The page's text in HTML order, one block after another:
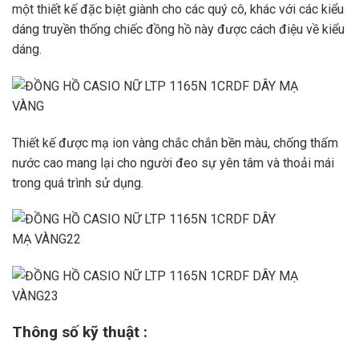
một thiết kế đặc biệt giành cho các quý cô, khác với các kiểu
dáng truyền thống chiếc đồng hồ này được cách điệu về kiểu
dáng.
Thiết kế được mạ ion vàng chắc chắn bền màu, chống thấm
nước cao mang lại cho người đeo sự yên tâm và thoải mái
trong quá trình sử dụng.
Thông số kỹ thuật :